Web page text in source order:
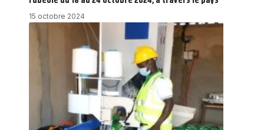
15 octobre 2024